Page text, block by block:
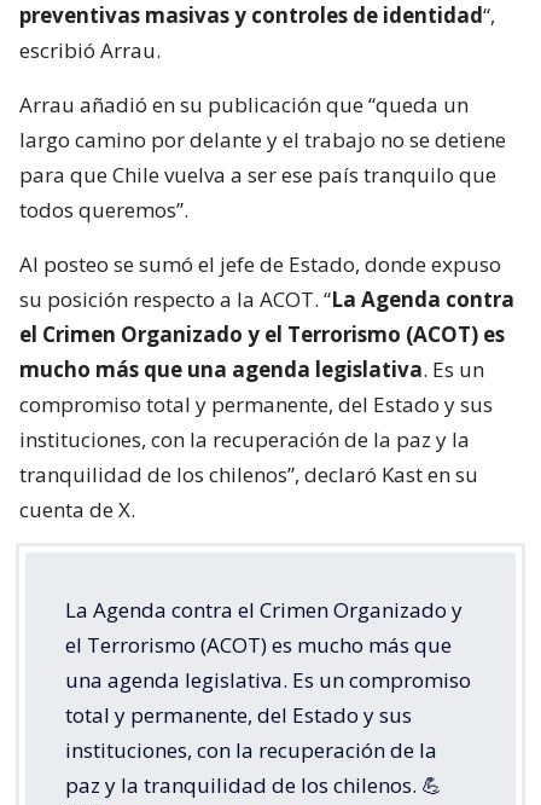
preventivas masivas y controles de identidad“,
escribió Arrau.
Arrau añadió en su publicación que “queda un
largo camino por delante y el trabajo no se detiene
para que Chile vuelva a ser ese país tranquilo que
todos queremos”.
Al posteo se sumó el jefe de Estado, donde expuso
su posición respecto a la ACOT. “La Agenda contra
el Crimen Organizado y el Terrorismo (ACOT) es
mucho más que una agenda legislativa. Es un
compromiso total y permanente, del Estado y sus
instituciones, con la recuperación de la paz y la
tranquilidad de los chilenos”, declaró Kast en su
cuenta de X.
La Agenda contra el Crimen Organizado y
el Terrorismo (ACOT) es mucho más que
una agenda legislativa. Es un compromiso
total y permanente, del Estado y sus
instituciones, con la recuperación de la
paz y la tranquilidad de los chilenos. 💪